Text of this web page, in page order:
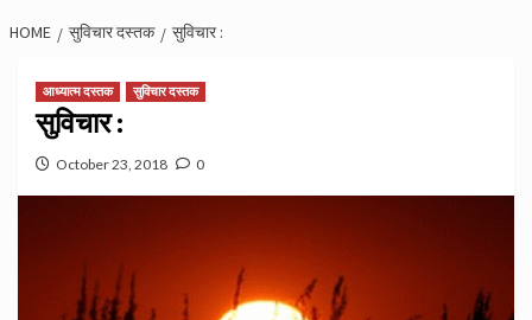
HOME सुविचार दस्तक सुविचार :
आध्यात्म दस्तक सुविचार दस्तक
सुविचार :
October 23, 2018 0